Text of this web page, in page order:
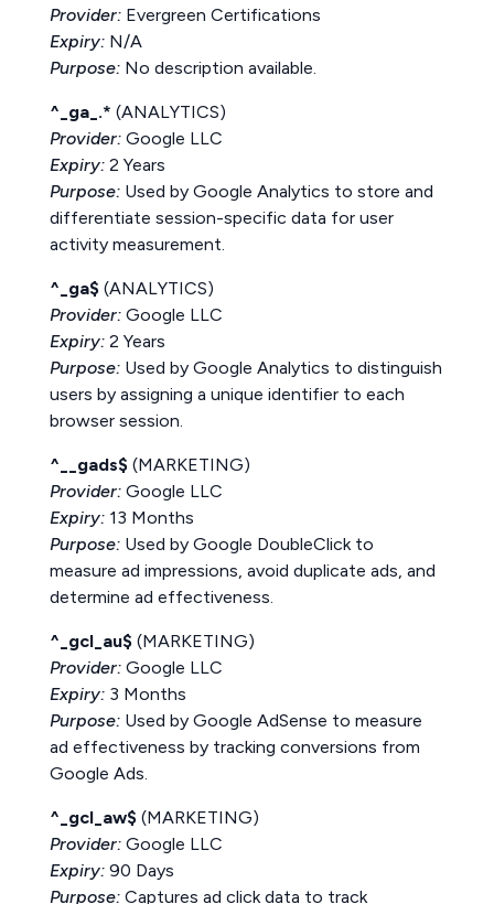
Provider: Evergreen Certifications
Expiry: N/A
Purpose: No description available.
^_ga_.* (ANALYTICS)
Provider: Google LLC
Expiry: 2 Years
Purpose: Used by Google Analytics to store and
differentiate session-specific data for user
activity measurement.
^_ga$ (ANALYTICS)
Provider: Google LLC
Expiry: 2 Years
Purpose: Used by Google Analytics to distinguish
users by assigning a unique identifier to each
browser session.
^__gads$ (MARKETING)
Provider: Google LLC
Expiry: 13 Months
Purpose: Used by Google DoubleClick to
measure ad impressions, avoid duplicate ads, and
determine ad effectiveness.
^_gcl_au$ (MARKETING)
Provider: Google LLC
Expiry: 3 Months
Purpose: Used by Google AdSense to measure
ad effectiveness by tracking conversions from
Google Ads.
^_gcl_aw$ (MARKETING)
Provider: Google LLC
Expiry: 90 Days
Purpose: Captures ad click data to track